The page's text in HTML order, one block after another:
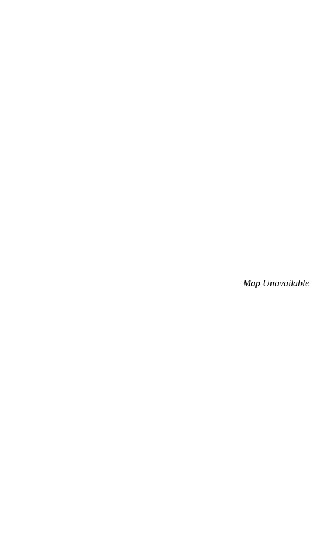
Map Unavailable